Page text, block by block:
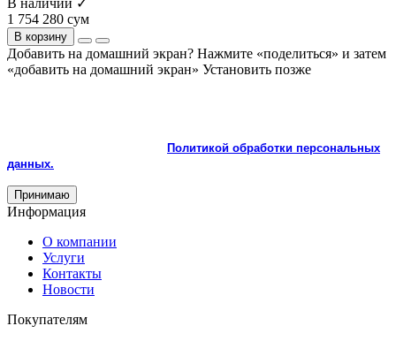
В наличии ✓
1 754 280 сум
В корзину
Добавить на домашний экран? Нажмите «поделиться» и затем
«добавить на домашний экран» Установить позже
Политикой обработки персональных
данных.
Принимаю
Информация
О компании
Услуги
Контакты
Новости
Покупателям